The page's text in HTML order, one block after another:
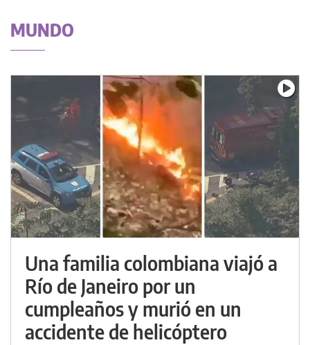
MUNDO
Una familia colombiana viajó a
Río de Janeiro por un
cumpleaños y murió en un
accidente de helicóptero